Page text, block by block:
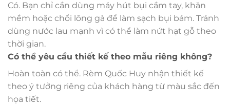
Có. Bạn chỉ cần dùng máy hút bụi cầm tay, khăn
mềm hoặc chổi lông gà để làm sạch bụi bám. Tránh
dùng nước lau mạnh vì có thể làm nứt hạt gỗ theo
thời gian.
Có thể yêu cầu thiết kế theo mẫu riêng không?
Hoàn toàn có thể. Rèm Quốc Huy nhận thiết kế
theo ý tưởng riêng của khách hàng từ màu sắc đến
họa tiết.